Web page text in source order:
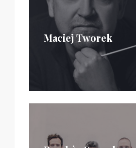
Maciej Tworek